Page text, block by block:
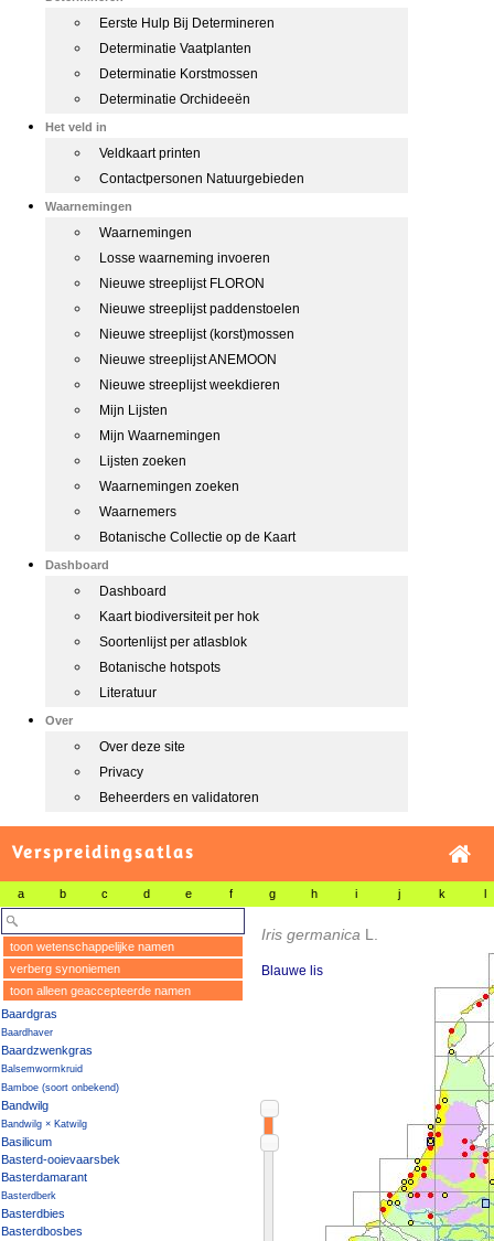
Eerste Hulp Bij Determineren
Determinatie Vaatplanten
Determinatie Korstmossen
Determinatie Orchideeën
Het veld in
Veldkaart printen
Contactpersonen Natuurgebieden
Waarnemingen
Waarnemingen
Losse waarneming invoeren
Nieuwe streeplijst FLORON
Nieuwe streeplijst paddenstoelen
Nieuwe streeplijst (korst)mossen
Nieuwe streeplijst ANEMOON
Nieuwe streeplijst weekdieren
Mijn Lijsten
Mijn Waarnemingen
Lijsten zoeken
Waarnemingen zoeken
Waarnemers
Botanische Collectie op de Kaart
Dashboard
Dashboard
Kaart biodiversiteit per hok
Soortenlijst per atlasblok
Botanische hotspots
Literatuur
Over
Over deze site
Privacy
Beheerders en validatoren
Verspreidingsatlas
a b c d e f g h i j k l
toon wetenschappelijke namen
verberg synoniemen
toon alleen geaccepteerde namen
Baardgras
Baardhaver
Baardzwenkgras
Balsemwormkruid
Bamboe (soort onbekend)
Bandwilg
Bandwilg × Katwilg
Basilicum
Basterd-ooievaarsbek
Basterdamarant
Basterdberk
Basterdbies
Basterdbosbes
Iris germanica L.
Blauwe lis